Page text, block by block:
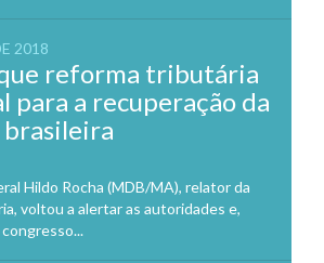
2018
reforma tributária
para a recuperação da
Hildo Rocha (MDB/MA), relator da
voltou a alertar as autoridades e,